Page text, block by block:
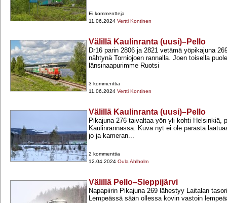
Ei kommentteja
11.06.2024 Vertti Kontinen
Välillä Kaulinranta (uusi)–Pello
Dr16 parin 2806 ja 2821 vetämä yöpikajuna
nähtynä Torniojoen rannalla. Joen toisella
länsinaapurimme Ruotsi
3 kommenttia
11.06.2024 Vertti Kontinen
Välillä Kaulinranta (uusi)–Pello
Pikajuna 276 taivaltaa yön yli kohti Helsinkiä,
Kaulinrannassa. Kuva nyt ei ole parasta
jo ja kameran...
2 kommenttia
12.04.2024 Oula Ahlholm
Välillä Pello–Sieppijärvi
Napapiirin Pikajuna 269 lähestyy Laitalan
Lempeässä sään ollessa kovin vastoin